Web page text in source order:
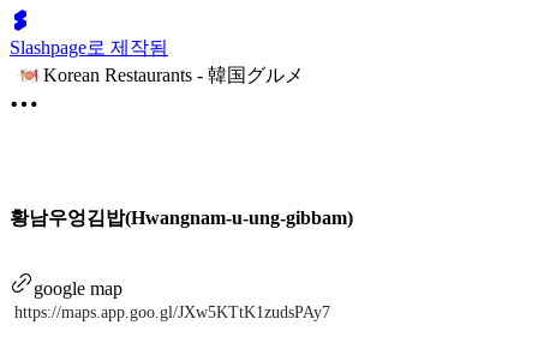
Slashpage로 제작됨
Korean Restaurants - 韓国グルメ
황남우엉김밥(Hwangnam-u-ung-gibbam)
google map
https://maps.app.goo.gl/JXw5KTtK1zudsPAy7